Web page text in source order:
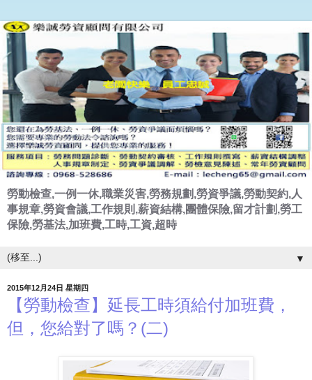
勞動檢查,一例一休,職業災害,勞務規劃,勞資爭議,勞動契約,人
事規章,勞資會議,工作規則,薪資結構,團體保險,留才計劃,勞工
保險,勞基法,加班費,工時,工資,超時
▼
2015年12月24日 星期四
【勞動檢查】延長工時須給付加班費，
但，您給對了嗎？(二)